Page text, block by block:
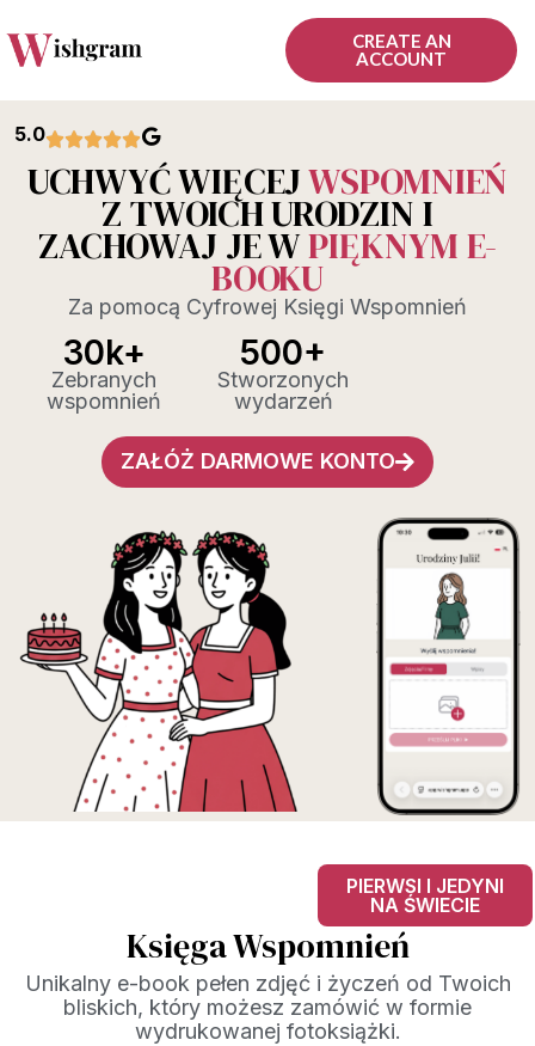
CREATE AN
ACCOUNT
5.0
UCHWYĆ WIĘCEJWSPOMNIEŃ
Z TWOICH URODZIN I
ZACHOWAJ JE WPIĘKNYME-
BOOKU
Za pomocą Cyfrowej Księgi Wspomnień
30k+
Zebranych
wspomnień
500+
Stworzonych
wydarzeń
ZAŁÓŻ DARMOWE KONTO
PIERWSI I JEDYNI
NA ŚWIECIE
Księga Wspomnień
Unikalny e-book pełen zdjęć i życzeń od Twoich
bliskich, który możesz zamówić w formie
wydrukowanej fotoksiążki.